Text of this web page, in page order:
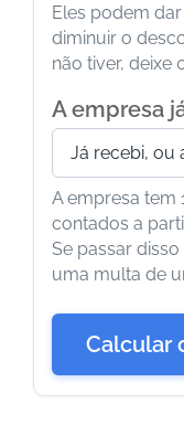
Eles podem
diminuir o
não tiver, deixe
A empresa
A empresa tem
contados a
Se passar
uma multa de
Calcular